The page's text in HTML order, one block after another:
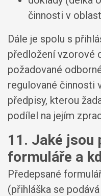
činnosti v
Dále je spolu s
předložení vzorové
požadované
regulované činnosti
předpisy, kterou
podílel na jejím
11. Jaké jsou
formuláře a
Předepsané
(přihláška se